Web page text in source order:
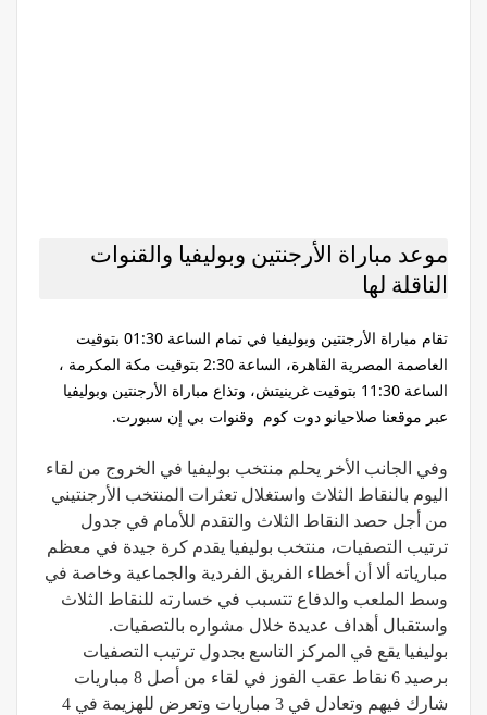
موعد مباراة الأرجنتين وبوليفيا والقنوات
الناقلة لها
تقام مباراة الأرجنتين وبوليفيا في تمام الساعة 01:30 بتوقيت
العاصمة المصرية القاهرة، الساعة 2:30 بتوقيت مكة المكرمة ،
الساعة 11:30 بتوقيت غرينيتش، وتذاع مباراة الأرجنتين وبوليفيا
عبر موقعنا صلاحيانو دوت كوم وقنوات بي إن سبورت.
وفي الجانب الأخر يحلم منتخب بوليفيا في الخروج من لقاء
اليوم بالنقاط الثلاث واستغلال تعثرات المنتخب الأرجنتيني
من أجل حصد النقاط الثلاث والتقدم للأمام في جدول
ترتيب التصفيات، منتخب بوليفيا يقدم كرة جيدة في معظم
مبارياته ألا أن أخطاء الفريق الفردية والجماعية وخاصة في
وسط الملعب والدفاع تتسبب في خسارته للنقاط الثلاث
واستقبال أهداف عديدة خلال مشواره بالتصفيات.
بوليفيا يقع في المركز التاسع بجدول ترتيب التصفيات
برصيد 6 نقاط عقب الفوز في لقاء من أصل 8 مباريات
شارك فيهم وتعادل في 3 مباريات وتعرض للهزيمة في 4